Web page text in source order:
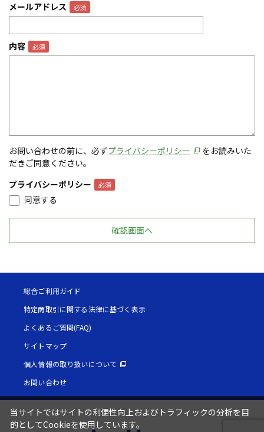
メールアドレス
内容
お問い合わせの前に、必ずプライバシーポリシー
をお読みいた
だきご同意ください。
プライバシーポリシー
同意する
総合ご利用ガイド
特定商取引に関する法律に基づく表示
よくあるご質問(FAQ)
サイトマップ
個人情報の取り扱いについて
お問い合わせ
当サイトではサイトの利便性向上およびトラフィックの分析を目
的としてCookieを使用しています。